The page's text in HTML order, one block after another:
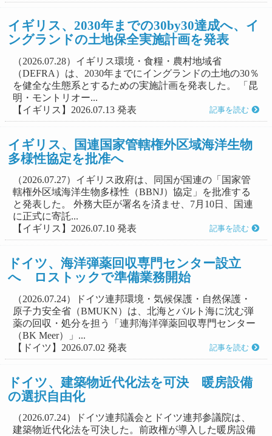
イギリス、2030年までの30by30達成へ、イ
ングランドの土地保全実施計画を発表
（2026.07.28）イギリス環境・食糧・農村地域省
（DEFRA）は、2030年までにイングランドの土地の30％
を健全な生態系とするための実施計画を発表した。 「昆
明・モントリオー...
【イギリス】2026.07.13 発表
記事を読む
イギリス、国連国家管轄権外区域海洋生物
多様性協定を批准へ
（2026.07.27）イギリス政府は、同国が国連の「国家管
轄権外区域海洋生物多様性（BBNJ）協定」を批准する
と発表した。 外務大臣が署名を済ませ、7月10日、国連
に正式に寄託...
【イギリス】2026.07.10 発表
記事を読む
ドイツ、海洋弾薬回収専門センター設立
へ ロストックで準備業務開始
（2026.07.24）ドイツ連邦環境・気候保護・自然保護・
原子力安全省（BMUKN）は、北海とバルト海に沈む弾
薬の回収・処分を担う「連邦海洋弾薬回収専門センター
（BK Meer）」...
【ドイツ】2026.07.02 発表
記事を読む
ドイツ、建築物近代化法を可決 暖房設備
の選択自由化
（2026.07.24）ドイツ連邦議会とドイツ連邦参議院は、
建築物近代化法を可決した。前政権が導入した暖房設備